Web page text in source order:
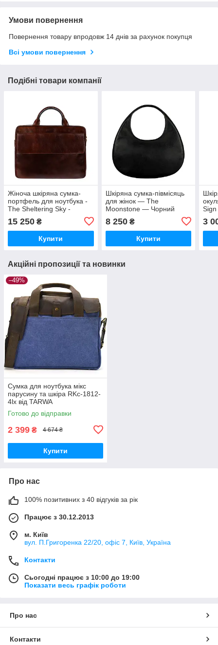
Умови повернення
Повернення товару впродовж 14 днів за рахунок покупця
Всі умови повернення
Подібні товари компанії
Жіноча шкіряна сумка-
портфель для ноутбука -
The Sheltering Sky -
Коричневий колір - Time
Resistance 5248801W
15 250 ₴
Купити
Шкіряна сумка-півмісяць
для жінок — The
Moonstone — Чорний
колір — Time Resistance
5247701
8 250₴
Купити
3
Акційні пропозиції та новинки
–49%
Сумка для ноутбука мікс
парусину та шкіра RKc-1812-
4lx від TARWA
Готово до відправки
2 399 ₴ 4 674 ₴
Купити
Про нас
100% позитивних з 40 відгуків за рік
Працює з 30.12.2013
м. Київ
вул. П.Григоренка 22/20, офіс 7, Київ, Україна
Контакти
Сьогодні працює з 10:00 до 19:00
Показати весь графік роботи
Про нас
Контакти